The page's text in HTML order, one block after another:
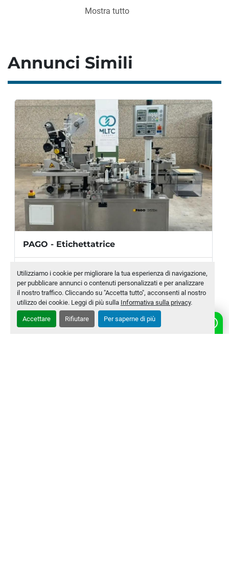
Utilizziamo i cookie per migliorare la tua esperienza di navigazione,
per pubblicare annunci o contenuti personalizzati e per analizzare
il nostro traffico. Cliccando su "Accetta tutto", acconsenti al nostro
utilizzo dei cookie. Leggi di più sulla Informativa sulla privacy.
Accettare Rifiutare Per saperne di più
CONSUMO ENERGETICO
Corrente nominale:
1,2 A
Pressione pneumatica: 6 bar
DIMENSIONI
Dimensioni: 2200 x 1300 x 1400 mm
Peso: 300 kg (circa)
Mostra tutto
Annunci Simili
PAGO - Etichettatrice
Modello SYSTEM 214/221
Numero di magazzino MLTC-0007-WH